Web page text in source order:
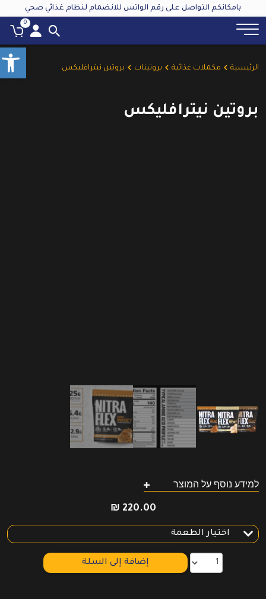
بامكانكم التواصل على رقم الواتس للانضمام لنظام غذائي صحي
0
الرئيسية مكملات غذائية بروتينات بروتين نيترافليكس
بروتين نيترافليكس
למידע נוסף על המוצר
₪ 220.00
إضافة إلى السلة